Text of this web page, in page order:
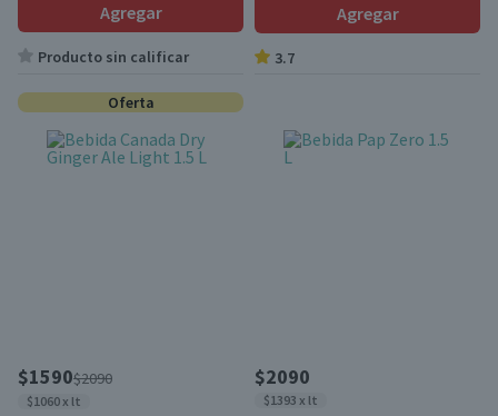
Agregar
Producto sin calificar
Agregar
3.7
Oferta
$1590$2090
$1060 x lt
$2090
$1393 x lt